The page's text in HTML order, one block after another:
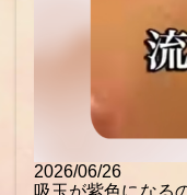
2026/06/26
吸玉が紫色になる